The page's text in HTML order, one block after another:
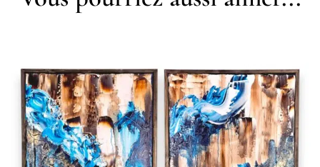
organique complexe. Elles émergent d’un fond
Chimères 4est une représentation de l’esprit
en ébullition : entre fuite mentale et éveil, entre
rêve et tension intérieure.
Conseil déco :